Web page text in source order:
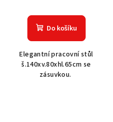
Do košíku
Elegantní pracovní stůl
š.140xv.80xhl.65cm se
zásuvkou.